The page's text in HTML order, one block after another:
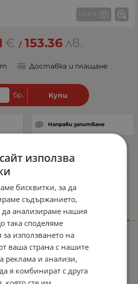
1 от 6
€ / 153.36 лв.
Доставка и плащане
бр. Купи
Направи запитване
16 LED, 6.1W
използва
бисквитки, за да
съдържанието,
да анализираме нашия
така споделяме
използването на
ваша страна с нашите
реклама и анализи,
я комбинират с друга